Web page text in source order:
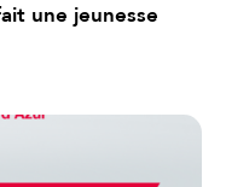
une jeunesse